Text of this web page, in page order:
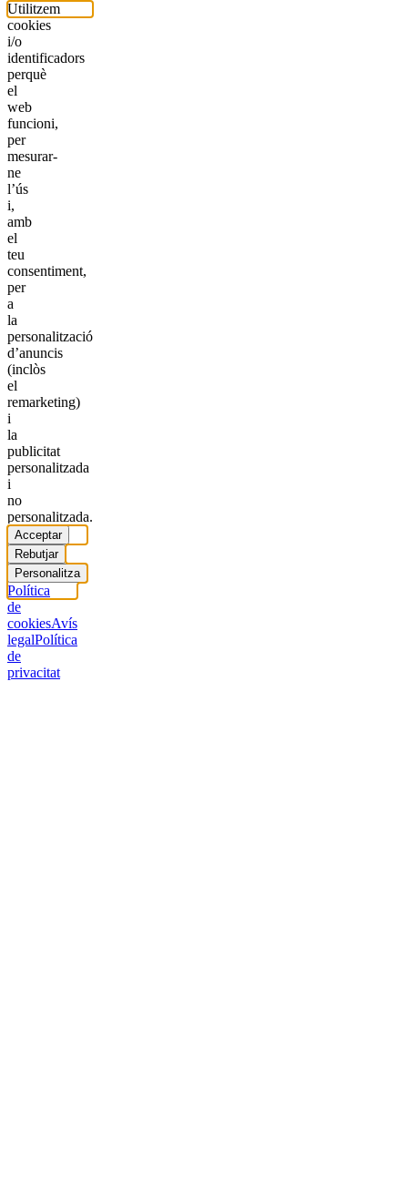
Utilitzem
cookies
i/o
identificadors
perquè
el
web
funcioni,
per
mesurar-
ne
l’ús
i,
amb
el
teu
consentiment,
per
a
la
personalització
d’anuncis
(inclòs
el
remarketing)
i
la
publicitat
personalitzada
i
no
personalitzada.
Acceptar
Rebutjar
Personalitza
Política
de
cookiesAvís
legalPolítica
de
privacitat